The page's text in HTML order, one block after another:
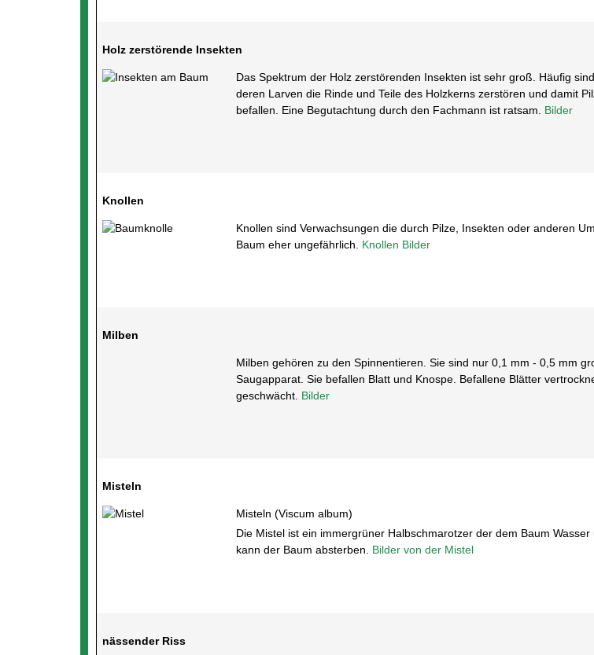
Holz zerstörende Insekten
Das Spektrum der Holz zerstörenden Insekten ist sehr groß. Häufig
deren Larven die Rinde und Teile des Holzkerns zerstören und damit
befallen. Eine Begutachtung durch den Fachmann ist ratsam. Bilder
Knollen
Knollen sind Verwachsungen die durch Pilze, Insekten oder anderen
Baum eher ungefährlich. Knollen Bilder
Milben
Milben gehören zu den Spinnentieren. Sie sind nur 0,1 mm - 0,5 mm
Saugapparat. Sie befallen Blatt und Knospe. Befallene Blätter
geschwächt. Bilder
Misteln
Misteln (Viscum album)
Die Mistel ist ein immergrüner Halbschmarotzer der dem Baum
kann der Baum absterben. Bilder von der Mistel
nässender Riss